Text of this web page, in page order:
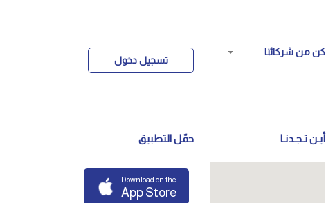
كن من شركائنا
تسجيل دخول
أيـن تـجـدنـا حمّل التطبيق
Download on the
App Store